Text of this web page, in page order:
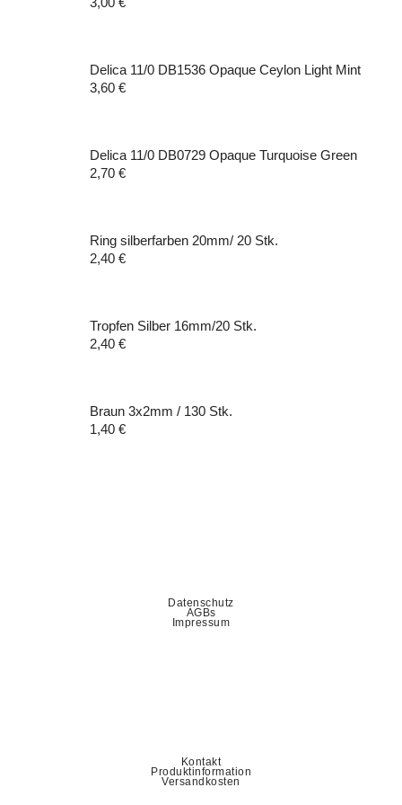
Delica 11/0 DB1536 Opaque Ceylon Light Mint
3,60 €
Delica 11/0 DB0729 Opaque Turquoise Green
2,70 €
Ring silberfarben 20mm/ 20 Stk.
2,40 €
Tropfen Silber 16mm/20 Stk.
2,40 €
Braun 3x2mm / 130 Stk.
1,40 €
Datenschutz
AGBs
Impressum
Kontakt
Produktinformation
Versandkosten